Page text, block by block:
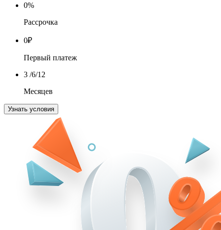
0%
Рассрочка
0₽
Первый платеж
3 /6/12
Месяцев
Узнать условия